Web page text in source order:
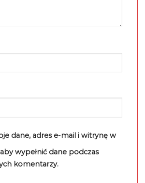
dane, adres e-mail i witrynę w
wypełnić dane podczas
komentarzy.